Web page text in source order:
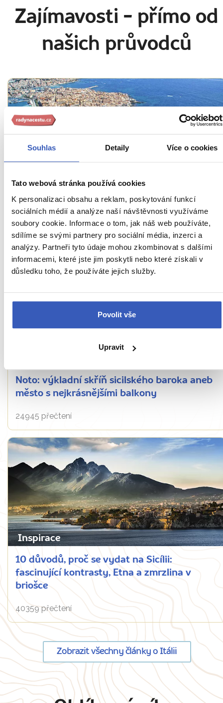
Souhlas Detaily Více o cookies
Tato webová stránka používá cookies
K personalizaci obsahu a reklam, poskytování funkcí
sociálních médií a analýze naší návštěvnosti využíváme
soubory cookie. Informace o tom, jak náš web používáte,
sdílíme se svými partnery pro sociální média, inzerci a
analýzy. Partneři tyto údaje mohou zkombinovat s dalšími
informacemi, které jste jim poskytli nebo které získali v
důsledku toho, že používáte jejich služby.
Povolit vše
Upravit
Zajímavosti - přímo od
našich průvodců
Oblíbená místa
Syrakusy: sicilský řecký klenot a rodiště
největšího vědce všech dob
79114 přečtení
Noto: výkladní skříň sicilského baroka aneb
město s nejkrásnějšími balkony
24945 přečtení
Inspirace
10 důvodů, proč se vydat na Sicílii:
fascinující kontrasty, Etna a zmrzlina v
briošce
40359 přečtení
Zobrazit všechny články o Itálii